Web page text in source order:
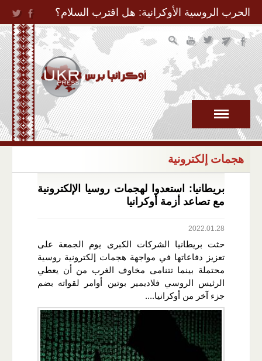
Jump to Navigation
الحرب الروسية الأوكرانية: هل اقترب السلام؟
هجمات إلكترونية
بريطانيا: استعدوا لهجمات روسيا الإلكترونية
مع تصاعد أزمة أوكرانيا
2022.01.28
حثت بريطانيا الشركات الكبرى يوم الجمعة على
تعزيز دفاعاتها في مواجهة هجمات إلكترونية روسية
محتملة بينما تتنامى مخاوف الغرب من أن يعطي
الرئيس الروسي فلاديمير بوتين أوامر لقواته بضم
جزء آخر من أوكرانيا....